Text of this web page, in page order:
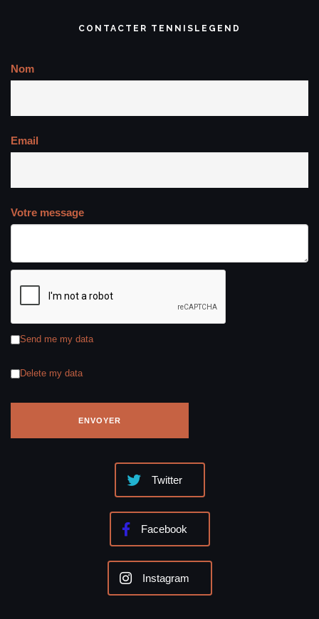
CONTACTER TENNISLEGEND
Nom
Email
Votre message
Send me my data
Delete my data
Twitter
Facebook
Instagram